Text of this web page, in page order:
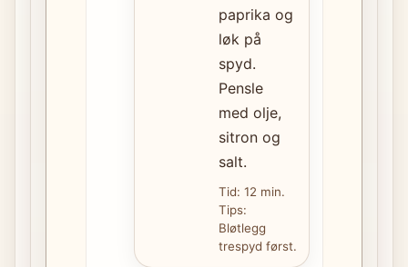
paprika og
løk på
spyd.
Pensle
med olje,
sitron og
salt.
Tid: 12 min.
Tips:
Bløtlegg
trespyd først.